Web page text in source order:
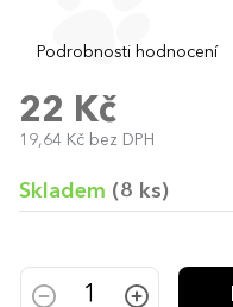
Průměrné
produktu
je
0,0
5
hvězdiček.
Podrobnosti hodnocení
22 Kč
19,64 Kč bez DPH
Měrná
Skladem (8 ks)